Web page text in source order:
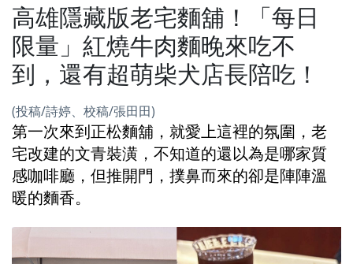
高雄隱藏版老宅麵舖！「每日
限量」紅燒牛肉麵晚來吃不
到，還有超萌柴犬店長陪吃！
(投稿/詩婷、校稿/張田田)
第一次來到正松麵舖，就愛上這裡的氛圍，老
宅改建的文青裝潢，不知道的還以為是哪家質
感咖啡廳，但推開門，撲鼻而來的卻是陣陣溫
暖的麵香。